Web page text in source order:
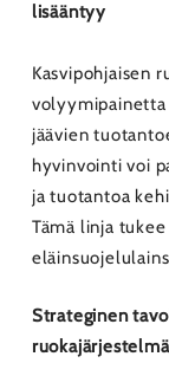
lisääntyy
Kasvipohjaisen
volyymipainetta
jäävien
hyvinvointi voi
ja tuotantoa
Tämä linja
Strateginen